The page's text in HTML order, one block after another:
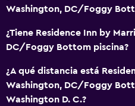
Washington, DC/Foggy
¿Tiene Residence Inn by
DC/Foggy Bottom piscina?
¿A qué distancia está
Washington, DC/Foggy
Washington D. C.?